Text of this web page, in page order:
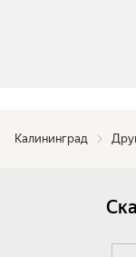
Калининград